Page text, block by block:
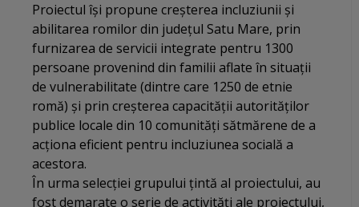
Proiectul își propune creșterea incluziunii și
abilitarea romilor din județul Satu Mare, prin
furnizarea de servicii integrate pentru 1300
persoane provenind din familii aflate în situații
de vulnerabilitate (dintre care 1250 de etnie
romă) și prin creșterea capacității autorităților
publice locale din 10 comunități sătmărene de a
acționa eficient pentru incluziunea socială a
acestora.
În urma selecției grupului țintă al proiectului, au
fost demarate o serie de activități ale proiectului,